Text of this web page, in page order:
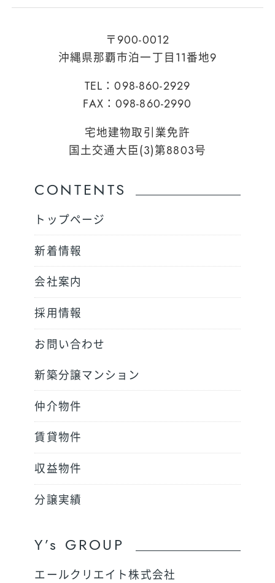
〒900-0012
沖縄県那覇市泊一丁目11番地9
TEL：098-860-2929
FAX：098-860-2990
宅地建物取引業免許
国土交通大臣(3)第8803号
CONTENTS
トップページ
新着情報
会社案内
採用情報
お問い合わせ
新築分譲マンション
仲介物件
賃貸物件
収益物件
分譲実績
Y’s GROUP
エールクリエイト株式会社